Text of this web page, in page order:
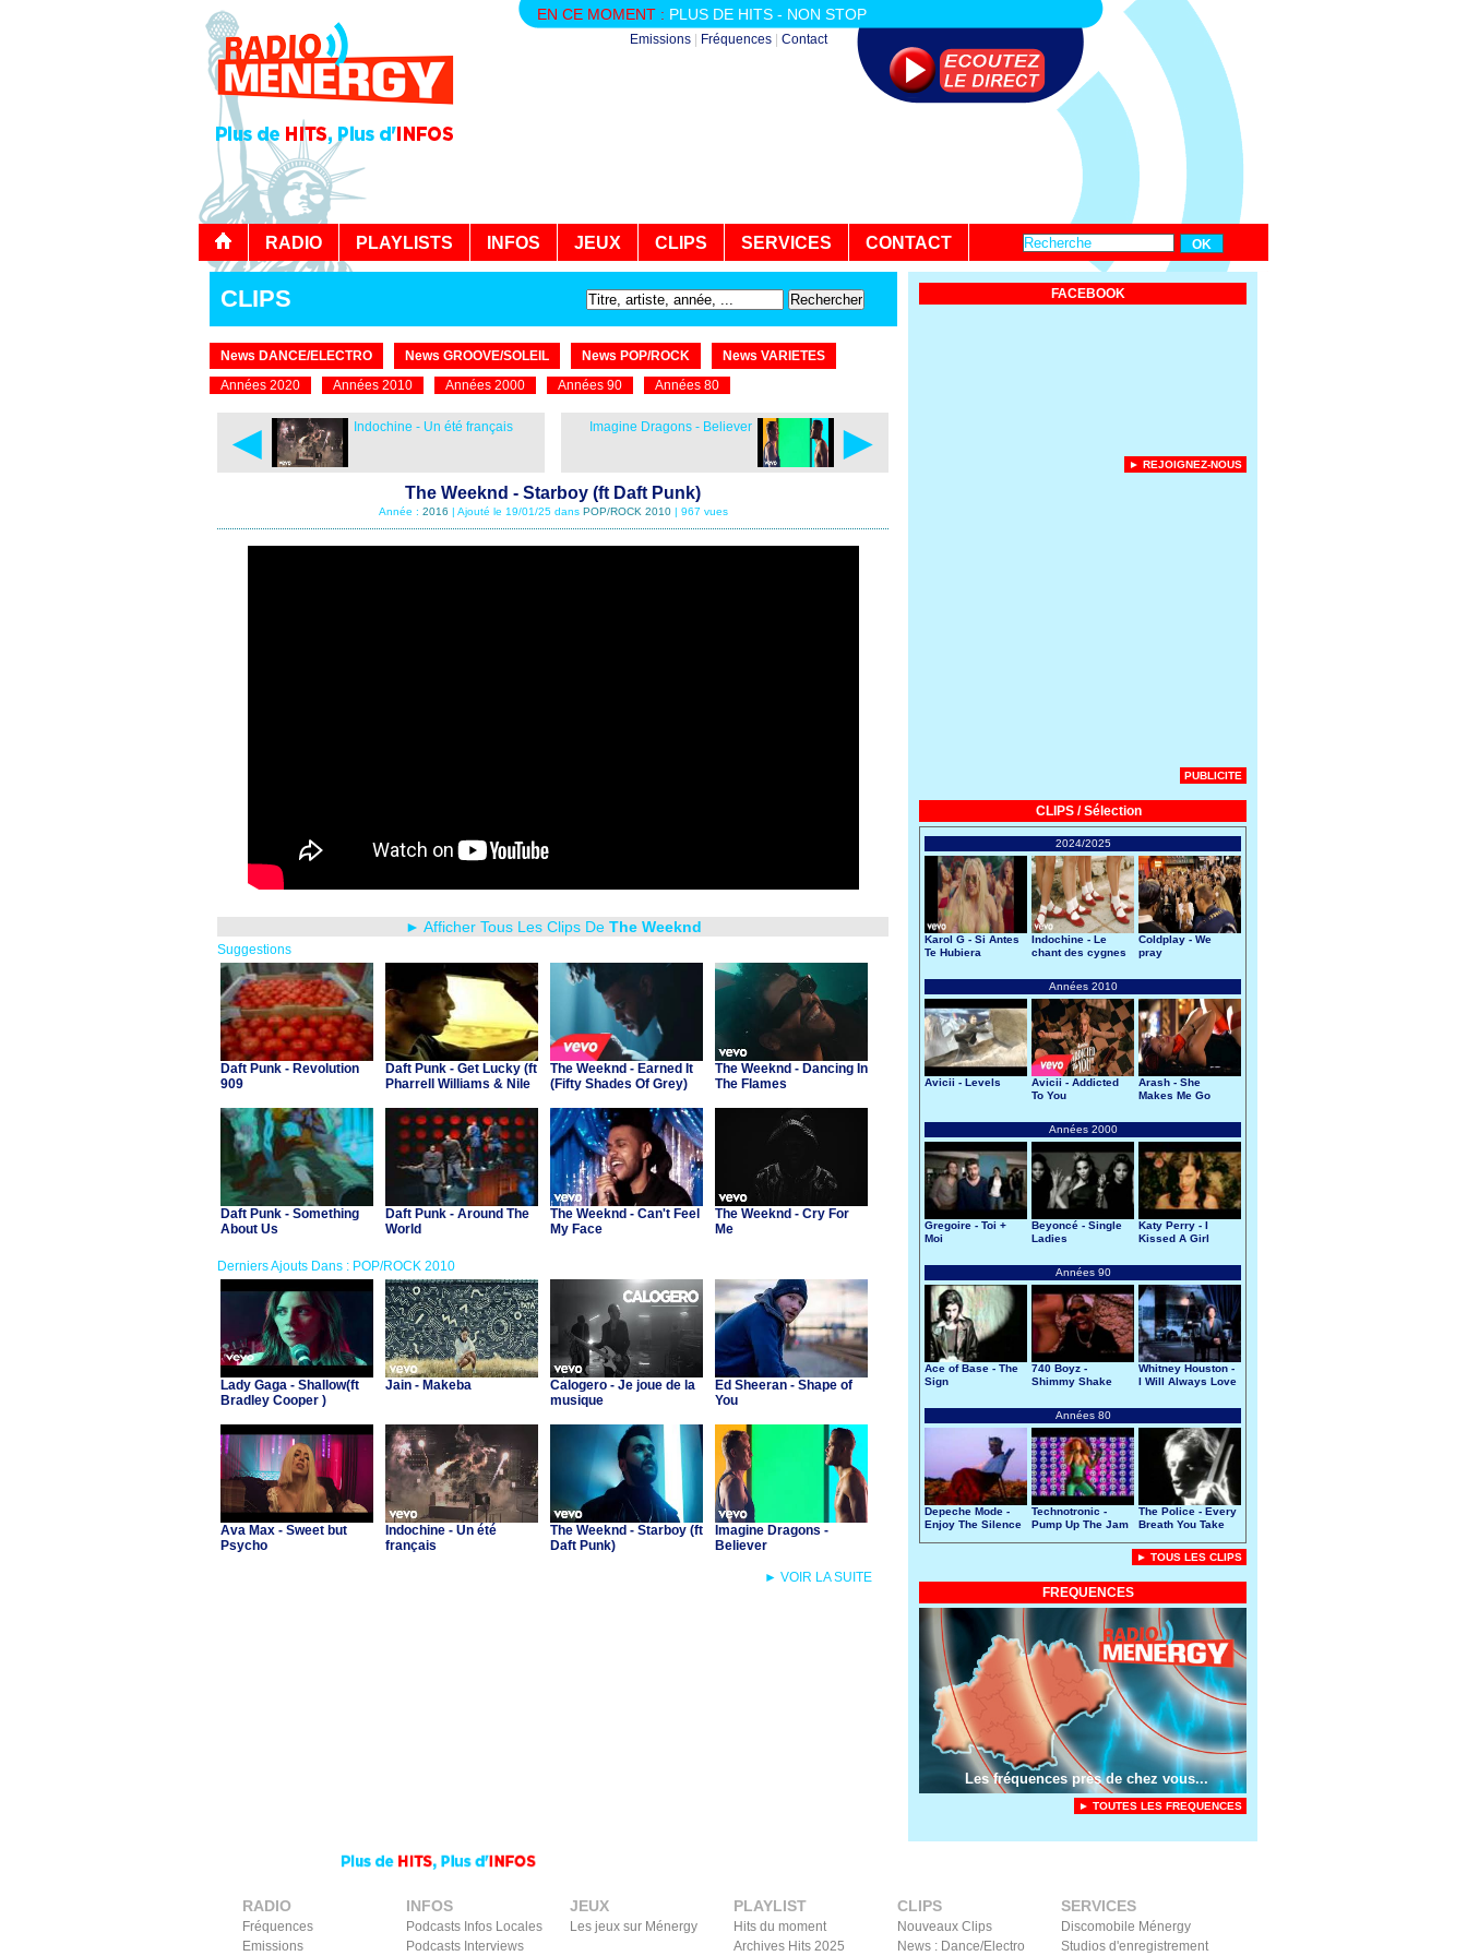
EN CE MOMENT : PLUS DE HITS - NON STOP
Emissions Fréquences Contact
RADIO PLAYLISTS INFOS JEUX CLIPS SERVICES CONTACT
CLIPS
News DANCE/ELECTRO News GROOVE/SOLEIL News POP/ROCK
News VARIETES
Années 2020
Années 2010 Années 2000 Années 90 Années 80
◄ Indochine - Un été français ►
Imagine Dragons - Believer
The Weeknd - Starboy (ft Daft Punk)
Année : 2016 | Ajouté le 19/01/25 dans POP/ROCK 2010| 967 vues
► Afficher Tous Les Clips De The Weeknd
Suggestions
Daft Punk - Revolution
909
Daft Punk - Get Lucky (ft
Pharrell Williams & Nile
The Weeknd - Earned It
(Fifty Shades Of Grey)
The Weeknd - Dancing In
The Flames
Daft Punk - Something
About Us
Daft Punk - Around The
World
The Weeknd - Can't Feel
My Face
The Weeknd - Cry For
Me
Derniers Ajouts Dans : POP/ROCK 2010
Lady Gaga - Shallow(ft
Bradley Cooper )
Jain - Makeba
Calogero - Je joue de la
musique
Ed Sheeran - Shape of
You
Ava Max - Sweet but
Psycho
Indochine - Un été
français
The Weeknd - Starboy (ft
Daft Punk)
Imagine Dragons -
Believer
► VOIR LA SUITE
FACEBOOK
► REJOIGNEZ-NOUS
PUBLICITE
CLIPS / Sélection
2024/2025
Karol G - Si Antes
Te Hubiera
Indochine - Le
chant des cygnes
Coldplay - We
pray
Années 2010
Avicii - Levels
Avicii - Addicted
To You
Arash - She
Makes Me Go
Années 2000
Gregoire - Toi +
Moi
Beyoncé - Single
Ladies
Katy Perry - I
Kissed A Girl
Années 90
Ace of Base - The
Sign
740 Boyz -
Shimmy Shake
Whitney Houston -
I Will Always Love
Années 80
Depeche Mode -
Enjoy The Silence
Technotronic -
Pump Up The Jam
The Police - Every
Breath You Take
► TOUS LES CLIPS
FREQUENCES
Les fréquences près de chez vous...
► TOUTES LES FREQUENCES
RADIO
Fréquences
Emissions
INFOS
Podcasts Infos Locales
Podcasts Interviews
JEUX
Les jeux sur Ménergy
PLAYLIST
Hits du moment
Archives Hits 2025
CLIPS
Nouveaux Clips
News : Dance/Electro
SERVICES
Discomobile Ménergy
Studios d'enregistrement